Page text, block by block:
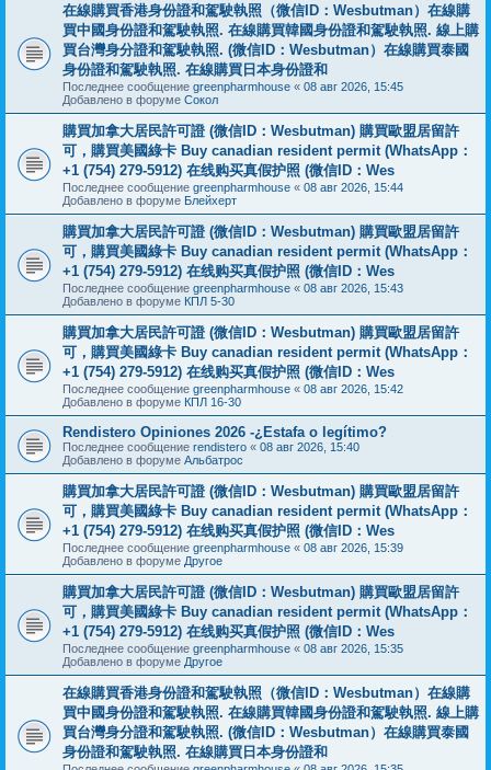
在線購買香港身份證和駕駛執照（微信ID：Wesbutman）在線購
買中國身份證和駕駛執照. 在線購買韓國身份證和駕駛執照. 線上購
買台灣身分證和駕駛執照. (微信ID：Wesbutman）在線購買泰國
身份證和駕駛執照. 在線購買日本身份證和
Последнее сообщение greenpharmhouse « 08 авг 2026, 15:45
Добавлено в форуме Сокол
購買加拿大居民許可證 (微信ID：Wesbutman) 購買歐盟居留許
可，購買美國綠卡 Buy canadian resident permit (WhatsApp：
+1 (754) 279-5912) 在线购买真假护照 (微信ID：Wes
Последнее сообщение greenpharmhouse « 08 авг 2026, 15:44
Добавлено в форуме Блейхерт
購買加拿大居民許可證 (微信ID：Wesbutman) 購買歐盟居留許
可，購買美國綠卡 Buy canadian resident permit (WhatsApp：
+1 (754) 279-5912) 在线购买真假护照 (微信ID：Wes
Последнее сообщение greenpharmhouse « 08 авг 2026, 15:43
Добавлено в форуме КПЛ 5-30
購買加拿大居民許可證 (微信ID：Wesbutman) 購買歐盟居留許
可，購買美國綠卡 Buy canadian resident permit (WhatsApp：
+1 (754) 279-5912) 在线购买真假护照 (微信ID：Wes
Последнее сообщение greenpharmhouse « 08 авг 2026, 15:42
Добавлено в форуме КПЛ 16-30
Rendistero Opiniones 2026 -¿Estafa o legítimo?
Последнее сообщение rendistero « 08 авг 2026, 15:40
Добавлено в форуме Альбатрос
購買加拿大居民許可證 (微信ID：Wesbutman) 購買歐盟居留許
可，購買美國綠卡 Buy canadian resident permit (WhatsApp：
+1 (754) 279-5912) 在线购买真假护照 (微信ID：Wes
Последнее сообщение greenpharmhouse « 08 авг 2026, 15:39
Добавлено в форуме Другое
購買加拿大居民許可證 (微信ID：Wesbutman) 購買歐盟居留許
可，購買美國綠卡 Buy canadian resident permit (WhatsApp：
+1 (754) 279-5912) 在线购买真假护照 (微信ID：Wes
Последнее сообщение greenpharmhouse « 08 авг 2026, 15:35
Добавлено в форуме Другое
在線購買香港身份證和駕駛執照（微信ID：Wesbutman）在線購
買中國身份證和駕駛執照. 在線購買韓國身份證和駕駛執照. 線上購
買台灣身分證和駕駛執照. (微信ID：Wesbutman）在線購買泰國
身份證和駕駛執照. 在線購買日本身份證和